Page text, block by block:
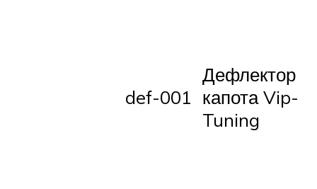
def-001
Дефлектор
капота Vip-
Tuning